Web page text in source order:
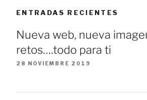
ENTRADAS RECIENTES
Nueva web, nueva
retos….todo para ti
28 NOVIEMBRE 2019